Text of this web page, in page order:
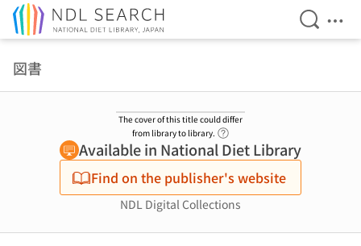
Open
図書
The cover of this title could differ
from library to library.
Available in National Diet Library
Find on the publisher's website
NDL Digital Collections